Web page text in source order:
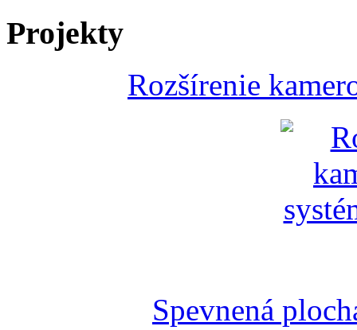
Projekty
Rozšírenie
Spevnená